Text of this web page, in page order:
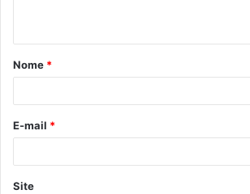
Nome *
E-mail *
Site